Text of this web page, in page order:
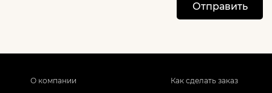
Отправить
О компании
Как сделать заказ